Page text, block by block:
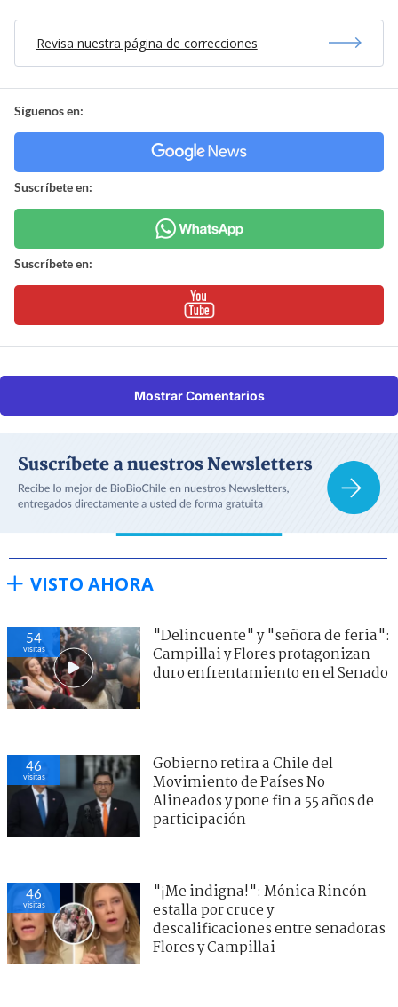
Revisa nuestra página de correcciones
Síguenos en:
Suscríbete en:
Suscríbete en:
Mostrar Comentarios
VISTO AHORA
54
visitas
"Delincuente" y "señora de feria":
Campillai y Flores protagonizan
duro enfrentamiento en el Senado
46
visitas
Gobierno retira a Chile del
Movimiento de Países No
Alineados y pone fin a 55 años de
participación
46
visitas
"¡Me indigna!": Mónica Rincón
estalla por cruce y
descalificaciones entre senadoras
Flores y Campillai